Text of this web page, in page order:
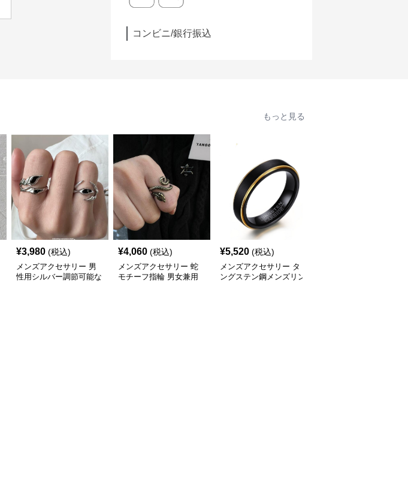
コンビニ/銀行振込
もっと見る
¥3,980 (税込)
メンズアクセサリー 男
性用シルバー調節可能な
¥4,060 (税込)
メンズアクセサリー 蛇
モチーフ指輪 男女兼用
¥5,520 (税込)
メンズアクセサリー タ
ングステン鋼メンズリン